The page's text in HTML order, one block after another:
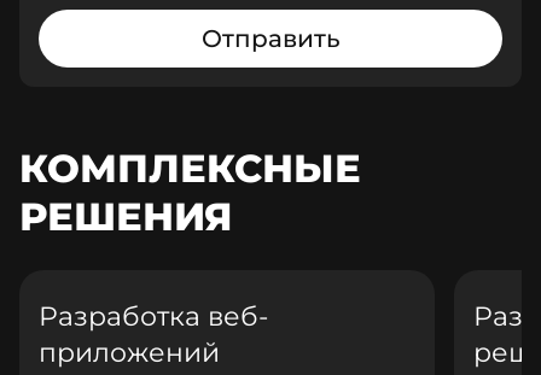
Отправить
КОМПЛЕКСНЫЕ
РЕШЕНИЯ
Разработка веб-
приложений